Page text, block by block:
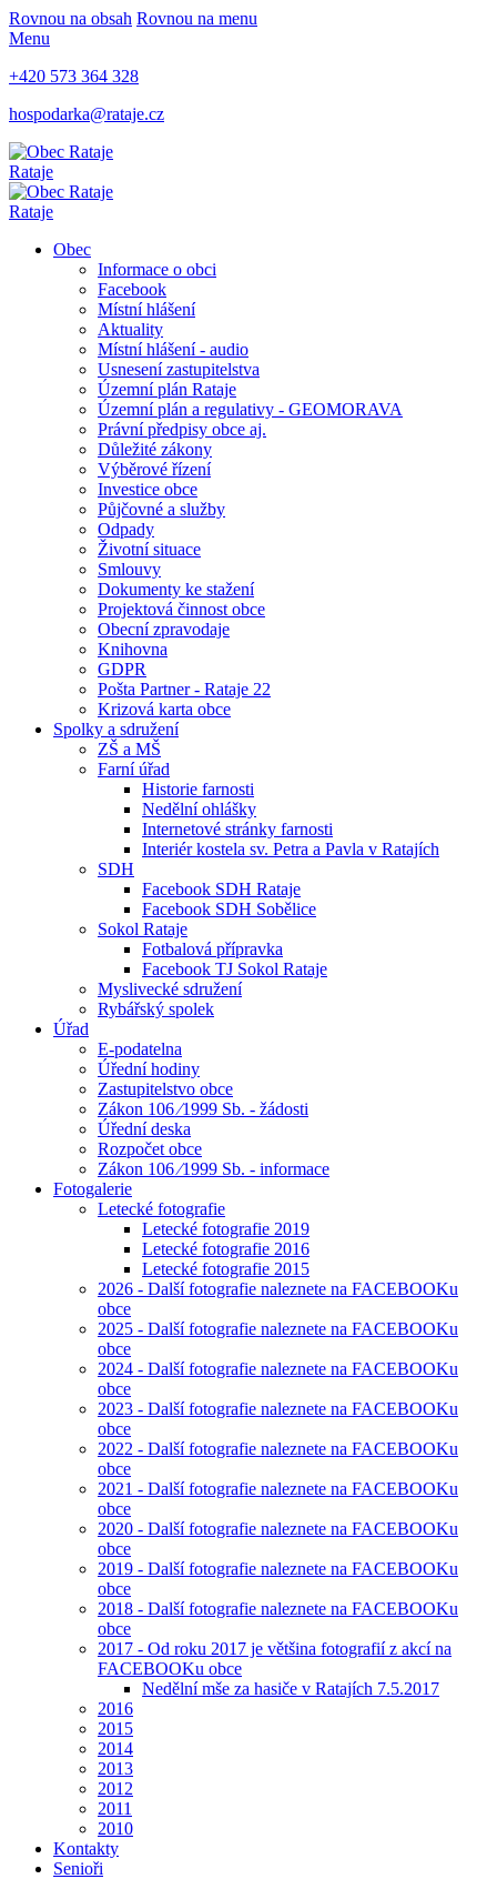
Rovnou na obsah Rovnou na menu
Menu
+420 573 364 328
hospodarka@rataje.cz
Rataje
Rataje
Obec
Informace o obci
Facebook
Místní hlášení
Aktuality
Místní hlášení - audio
Usnesení zastupitelstva
Územní plán Rataje
Územní plán a regulativy - GEOMORAVA
Právní předpisy obce aj.
Důležité zákony
Výběrové řízení
Investice obce
Půjčovné a služby
Odpady
Životní situace
Smlouvy
Dokumenty ke stažení
Projektová činnost obce
Obecní zpravodaje
Knihovna
GDPR
Pošta Partner - Rataje 22
Krizová karta obce
Spolky a sdružení
ZŠ a MŠ
Farní úřad
Historie farnosti
Nedělní ohlášky
Internetové stránky farnosti
Interiér kostela sv. Petra a Pavla v Ratajích
SDH
Facebook SDH Rataje
Facebook SDH Sobělice
Sokol Rataje
Fotbalová přípravka
Facebook TJ Sokol Rataje
Myslivecké sdružení
Rybářský spolek
Úřad
E-podatelna
Úřední hodiny
Zastupitelstvo obce
Zákon 106 ⁄1999 Sb. - žádosti
Úřední deska
Rozpočet obce
Zákon 106 ⁄1999 Sb. - informace
Fotogalerie
Letecké fotografie
Letecké fotografie 2019
Letecké fotografie 2016
Letecké fotografie 2015
2026 - Další fotografie naleznete na FACEBOOKu
obce
2025 - Další fotografie naleznete na FACEBOOKu
obce
2024 - Další fotografie naleznete na FACEBOOKu
obce
2023 - Další fotografie naleznete na FACEBOOKu
obce
2022 - Další fotografie naleznete na FACEBOOKu
obce
2021 - Další fotografie naleznete na FACEBOOKu
obce
2020 - Další fotografie naleznete na FACEBOOKu
obce
2019 - Další fotografie naleznete na FACEBOOKu
obce
2018 - Další fotografie naleznete na FACEBOOKu
obce
2017 - Od roku 2017 je většina fotografií z akcí na
FACEBOOKu obce
Nedělní mše za hasiče v Ratajích 7.5.2017
2016
2015
2014
2013
2012
2011
2010
Kontakty
Senioři